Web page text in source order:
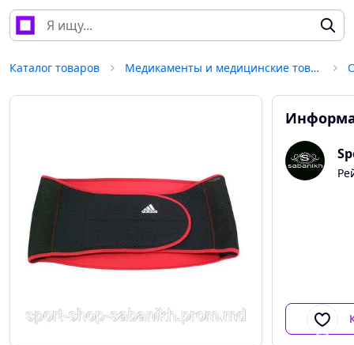
Каталог товаров Медикаменты и медицинские товары